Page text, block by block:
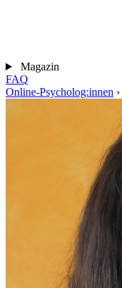
Magazin
FAQ
Online-Psycholog:innen ›